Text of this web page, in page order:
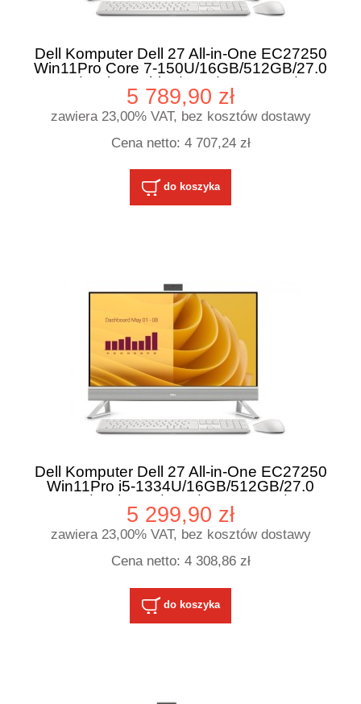
Dell Komputer Dell 27 All-in-One EC27250
Win11Pro Core 7-150U/16GB/512GB/27.0
FHD/Intel Graphics/Cam/WLAN+BT/3Y
ProSupport
5 789,90 zł
zawiera 23,00% VAT, bez kosztów dostawy
Cena netto: 4 707,24 zł
do koszyka
Dell Komputer Dell 27 All-in-One EC27250
Win11Pro i5-1334U/16GB/512GB/27.0
FHD/Intel UHD/Cam/WLAN + BT/3Y
ProSupport
5 299,90 zł
zawiera 23,00% VAT, bez kosztów dostawy
Cena netto: 4 308,86 zł
do koszyka